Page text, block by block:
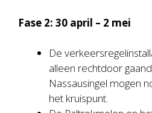
Fase 2: 30 april – 2 mei
De
alleen rechtdoor
Nassausingel mogen
het kruispunt.